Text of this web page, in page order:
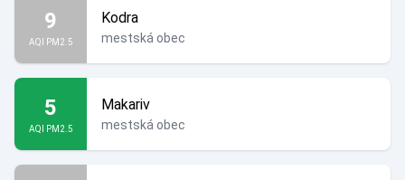
9
AQI PM2.5
Kodra
mestská obec
5
AQI PM2.5
Makariv
mestská obec